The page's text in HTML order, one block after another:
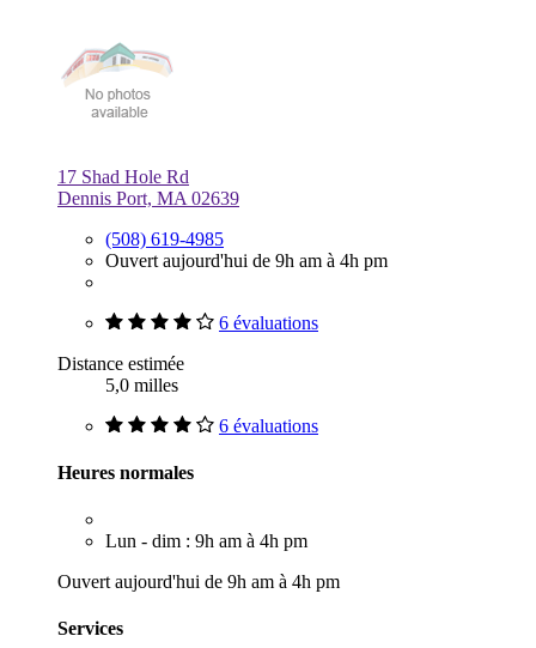
17 Shad Hole Rd
Dennis Port, MA 02639
(508) 619-4985
Ouvert aujourd'hui de 9h am à 4h pm
6 évaluations
Distance estimée
5,0 milles
6 évaluations
Heures normales
Lun - dim : 9h am à 4h pm
Ouvert aujourd'hui de 9h am à 4h pm
Services